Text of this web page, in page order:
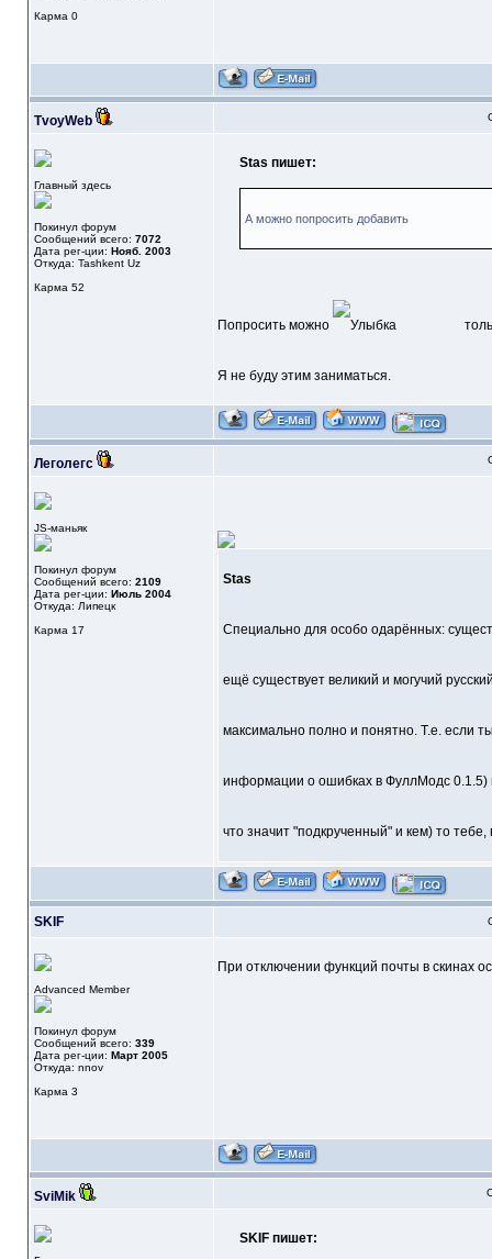
Карма 0
TvoyWeb
Главный здесь
Покинул форум
Сообщений всего: 7072
Дата рег-ции: Нояб. 2003
Откуда: Tashkent Uz
Карма 52
Stas пишет:
А можно попросить добавить
Попросить можно
Я не буду этим заниматься.
Леголегс
JS-маньяк
Покинул форум
Сообщений всего: 2109
Дата рег-ции: Июль 2004
Откуда: Липецк
Карма 17
Stas
Специально для особо одарённых:
ещё существует великий и могучий
максимально полно и понятно. Т.е. если
информации о ошибках в ФуллМодс
что значит "подкрученный" и кем) то тебе,
SKIF
Advanced Member
Покинул форум
Сообщений всего: 339
Дата рег-ции: Март 2005
Откуда: nnov
Карма 3
При отключении функций почты в скинах
SviMik
SKIF пишет: